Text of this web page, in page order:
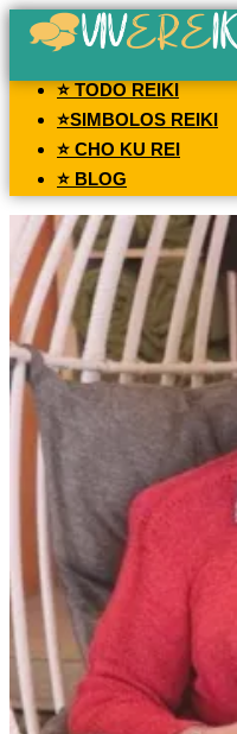
⭐ TODO REIKI
⭐SIMBOLOS REIKI
⭐ CHO KU REI
⭐ BLOG